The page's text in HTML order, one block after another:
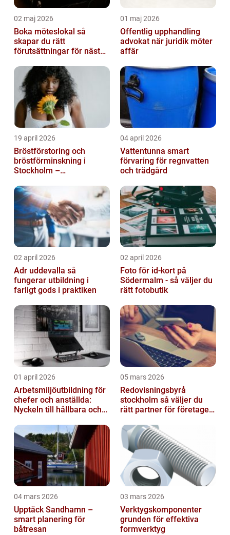
02 maj 2026
Boka möteslokal så
skapar du rätt
förutsättningar för nästa
01 maj 2026
Offentlig upphandling
advokat när juridik möter
affär
19 april 2026
Bröstförstoring och
bröstförminskning i
Stockholm –
04 april 2026
Vattentunna smart
förvaring för regnvatten
och trädgård
02 april 2026
Adr uddevalla så
fungerar utbildning i
farligt gods i praktiken
02 april 2026
Foto för id-kort på
Södermalm - så väljer du
rätt fotobutik
01 april 2026
Arbetsmiljöutbildning för
chefer och anställda:
Nyckeln till hållbara och
05 mars 2026
Redovisningsbyrå
stockholm så väljer du
rätt partner för företagets
04 mars 2026
Upptäck Sandhamn –
smart planering för
båtresan
03 mars 2026
Verktygskomponenter
grunden för effektiva
formverktyg